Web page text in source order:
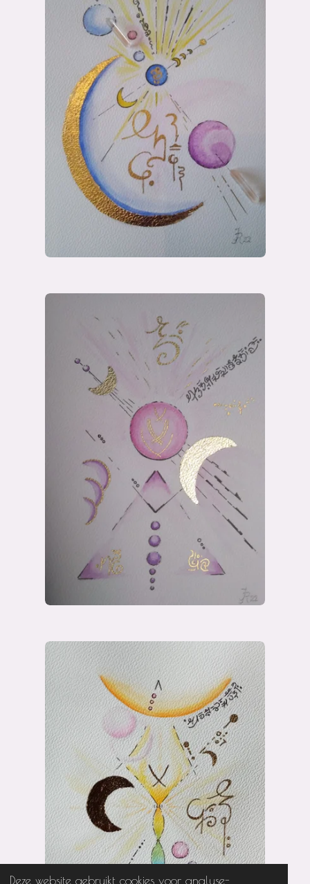
Deze website gebruikt cookies voor analyse-